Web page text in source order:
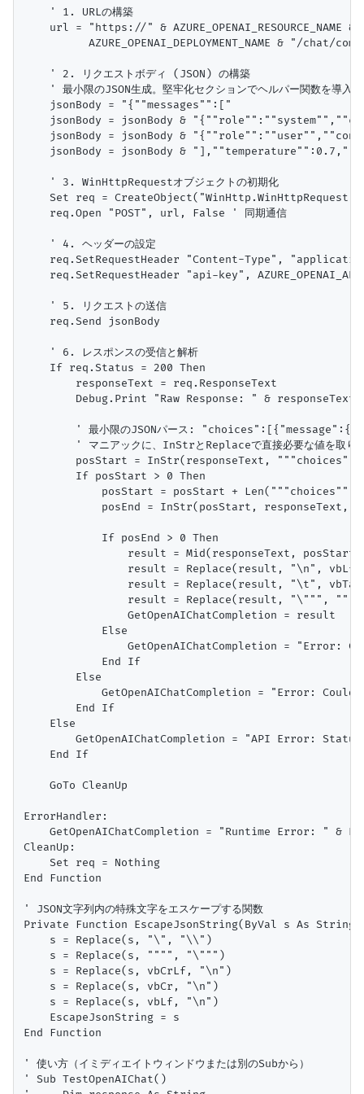
    ' 1. URLの構築
url = "https://" & AZURE_OPENAI_RESOURCE_NAME &
AZURE_OPENAI_DEPLOYMENT_NAME & "/chat/
    ' 2. リクエストボディ (JSON) の構築
    ' 最小限のJSON生成。堅牢化セクションでヘルパー関数を導入
    jsonBody = "{""messages"":["
jsonBody = jsonBody &
jsonBody = jsonBody &
jsonBody = jsonBody &
    ' 3. WinHttpRequestオブジェクトの初期化
Set req =
    req.Open "POST", url, False ' 同期通信
    ' 4. ヘッダーの設定
req.SetRequestHeader "Content-Type",
req.SetRequestHeader "api-key",
    ' 5. リクエストの送信
    req.Send jsonBody
    ' 6. レスポンスの受信と解析
    If req.Status = 200 Then
        responseText = req.ResponseText
Debug.Print "Raw Response: " & responseText '
' 最小限のJSONパース:
' マニアックに、InStrとReplaceで直接必要な値を取り
posStart = InStr(responseText,
        If posStart > 0 Then
posStart = posStart +
posEnd = InStr(posStart, responseText,
            If posEnd > 0 Then
result = Mid(responseText,
result = Replace(result, "\n", vbLf)
result = Replace(result, "\t", vbTab)
result = Replace(result, "\""", """")
                GetOpenAIChatCompletion = result
            Else
GetOpenAIChatCompletion = "Error:
            End If
        Else
GetOpenAIChatCompletion = "Error: Could
        End If
    Else
GetOpenAIChatCompletion = "API Error:
    End If
    GoTo CleanUp
ErrorHandler:
GetOpenAIChatCompletion = "Runtime Error: " &
CleanUp:
    Set req = Nothing
End Function
' JSON文字列内の特殊文字をエスケープする関数
Private Function EscapeJsonString(ByVal s As
    s = Replace(s, "\", "\\")
    s = Replace(s, """", "\""")
    s = Replace(s, vbCrLf, "\n")
    s = Replace(s, vbCr, "\n")
    s = Replace(s, vbLf, "\n")
    EscapeJsonString = s
End Function
' 使い方（イミディエイトウィンドウまたは別のSubから）
' Sub TestOpenAIChat()